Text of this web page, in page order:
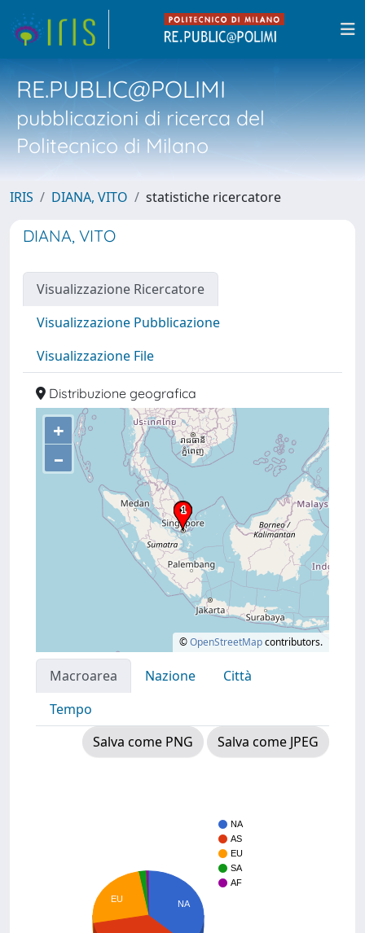
RE.PUBLIC@POLIMI
pubblicazioni di ricerca del
Politecnico di Milano
IRIS DIANA, VITO statistiche ricercatore
DIANA, VITO
Visualizzazione Ricercatore
Visualizzazione Pubblicazione
Visualizzazione File
Distribuzione geografica
+
–
©OpenStreetMapcontributors.
Macroarea Nazione
Città
Tempo
Salva come PNG
Salva come JPEG
NA
AS
EU
SA
AF
NA
EU